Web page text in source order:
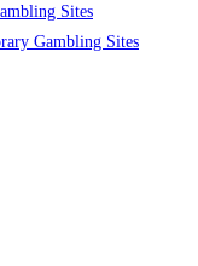
Sites
Gambling Sites